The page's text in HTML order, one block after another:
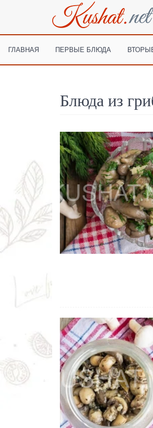
ГЛАВНАЯ ПЕРВЫЕ БЛЮДА
Блюда из